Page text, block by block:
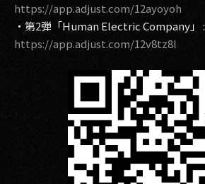
https://app.adjust.com/12ayoyoh
・第2弾「Human Electric Company」 :
https://app.adjust.com/12v8tz8l